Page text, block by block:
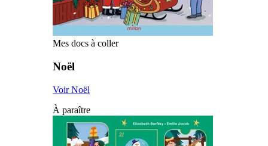
Mes docs à coller
Noël
Voir Noël
À paraître